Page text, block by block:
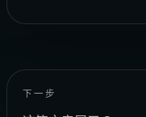
下一步